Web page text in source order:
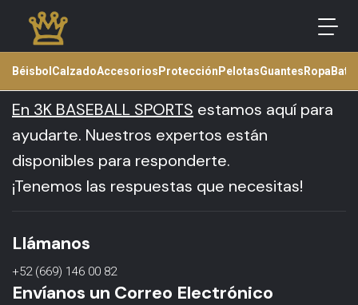
Béisbol CalzadoAccesorios Protección PelotasGuantes Ropa Bats
Descúbrenos
En 3K BASEBALL SPORTS estamos aquí para
ayudarte. Nuestros expertos están
disponibles para responderte.
¡Tenemos las respuestas que necesitas!
Llámanos
+52 (669) 146 00 82
Envíanos un Correo Electrónico